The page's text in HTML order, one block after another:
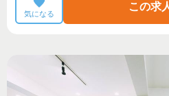
気になる
この求